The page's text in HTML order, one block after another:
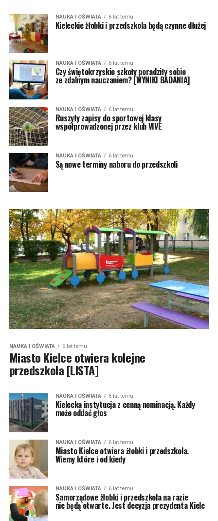
NAUKA I OŚWIATA 6 lat temu
Kieleckie żłobki i przedszkola będą czynne dłużej
NAUKA I OŚWIATA 6 lat temu
Czy świętokrzyskie szkoły poradziły sobie
ze zdalnym nauczaniem? [WYNIKI BADANIA]
NAUKA I OŚWIATA 6 lat temu
Ruszyły zapisy do sportowej klasy
współprowadzonej przez klub VIVE
NAUKA I OŚWIATA 6 lat temu
Są nowe terminy naboru do przedszkoli
NAUKA I OŚWIATA 6 lat temu
Miasto Kielce otwiera kolejne
przedszkola [LISTA]
NAUKA I OŚWIATA 6 lat temu
Kielecka instytucja z cenną nominacją. Każdy
może oddać głos
NAUKA I OŚWIATA 6 lat temu
Miasto Kielce otwiera żłobki i przedszkola.
Wiemy które i od kiedy
NAUKA I OŚWIATA 6 lat temu
Samorządowe żłobki i przedszkola na razie
nie będą otwarte. Jest decyzja prezydenta Kielc